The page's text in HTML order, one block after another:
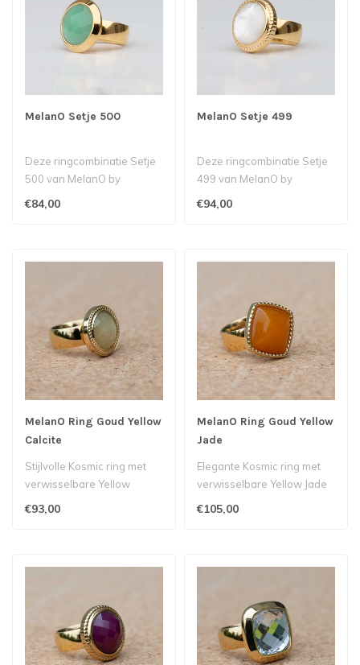
MelanO Setje 500
Deze ringcombinatie Setje
500 van MelanO by
€84,00
MelanO Setje 499
Deze ringcombinatie Setje
499 van MelanO by
€94,00
MelanO Ring Goud Yellow
Calcite
Stijlvolle Kosmic ring met
verwisselbare Yellow
€93,00
MelanO Ring Goud Yellow
Jade
Elegante Kosmic ring met
verwisselbare Yellow Jade
€105,00